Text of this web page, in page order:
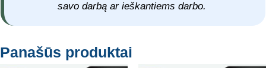
savo darbą ar ieškantiems darbo.
Panašūs produktai